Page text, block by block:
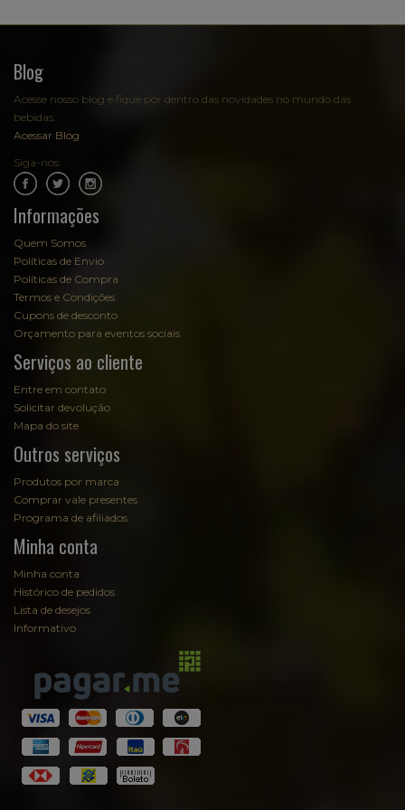
Blog
Acesse nosso blog e fique por dentro das novidades no mundo das
bebidas:
Acessar Blog
Siga-nos:
Informações
Quem Somos
Políticas de Envio
Políticas de Compra
Termos e Condições
Cupons de desconto
Orçamento para eventos sociais
Serviços ao cliente
Entre em contato
Solicitar devolução
Mapa do site
Outros serviços
Produtos por marca
Comprar vale presentes
Programa de afiliados
Minha conta
Minha conta
Histórico de pedidos
Lista de desejos
Informativo